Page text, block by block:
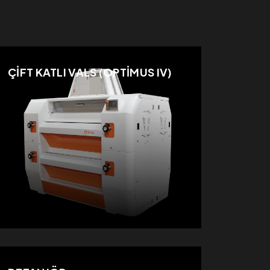
ÇİFT KATLI VALS (OPTİMUS IV)